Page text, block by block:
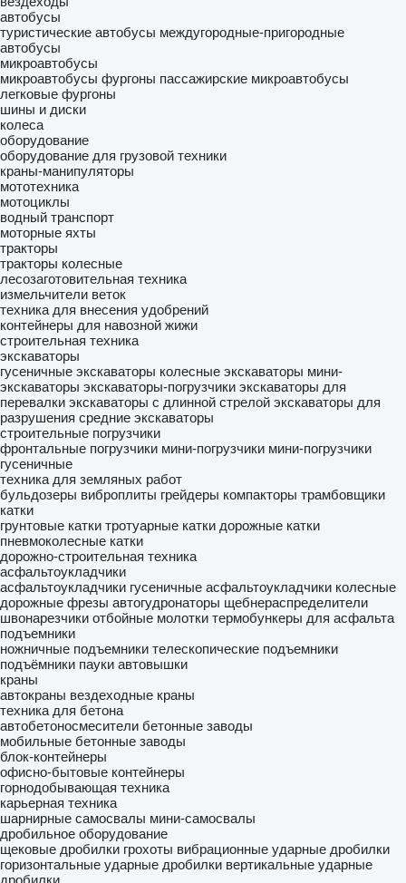
автобусы
туристические автобусы междугородные-пригородные
автобусы
микроавтобусы
микроавтобусы фургоны пассажирские микроавтобусы
легковые фургоны
шины и диски
колеса
оборудование
оборудование для грузовой техники
краны-манипуляторы
мототехника
мотоциклы
водный транспорт
моторные яхты
тракторы
тракторы колесные
лесозаготовительная техника
измельчители веток
техника для внесения удобрений
контейнеры для навозной жижи
строительная техника
экскаваторы
гусеничные экскаваторы колесные экскаваторы мини-
экскаваторы экскаваторы-погрузчики экскаваторы для
перевалки экскаваторы с длинной стрелой экскаваторы для
разрушения средние экскаваторы
строительные погрузчики
фронтальные погрузчики мини-погрузчики мини-погрузчики
гусеничные
техника для земляных работ
бульдозеры виброплиты грейдеры компакторы трамбовщики
катки
грунтовые катки тротуарные катки дорожные катки
пневмоколесные катки
дорожно-строительная техника
асфальтоукладчики
асфальтоукладчики гусеничные асфальтоукладчики колесные
дорожные фрезы автогудронаторы щебнераспределители
швонарезчики отбойные молотки термобункеры для асфальта
подъемники
ножничные подъемники телескопические подъемники
подъёмники пауки автовышки
краны
автокраны вездеходные краны
техника для бетона
автобетоносмесители бетонные заводы
мобильные бетонные заводы
блок-контейнеры
офисно-бытовые контейнеры
горнодобывающая техника
карьерная техника
шарнирные самосвалы мини-самосвалы
дробильное оборудование
щековые дробилки грохоты вибрационные ударные дробилки
горизонтальные ударные дробилки вертикальные ударные
дробилки